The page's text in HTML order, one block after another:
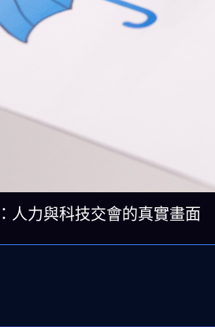
人力與科技交會的真實畫面